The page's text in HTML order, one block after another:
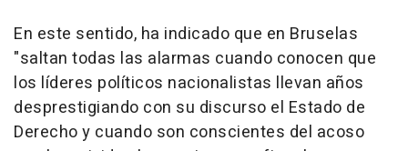
En este sentido, ha indicado que en Bruselas
"saltan todas las alarmas cuando conocen que
los líderes políticos nacionalistas llevan años
desprestigiando con su discurso el Estado de
Derecho y cuando son conscientes del acoso